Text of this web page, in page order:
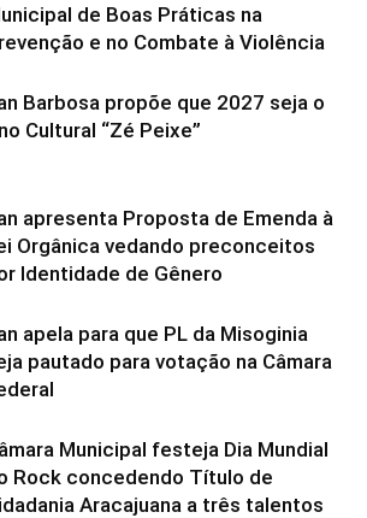
de Boas Práticas na
e no Combate à Violência
Barbosa propõe que 2027 seja o
Cultural “Zé Peixe”
apresenta Proposta de Emenda à
Orgânica vedando preconceitos
Identidade de Gênero
apela para que PL da Misoginia
pautado para votação na Câmara
Municipal festeja Dia Mundial
Rock concedendo Título de
Aracajuana a três talentos